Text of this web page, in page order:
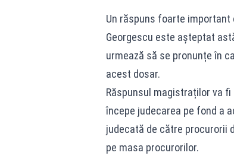
Un răspuns foarte
Georgescu este așteptat
urmează să se pronunțe în
acest dosar.
Răspunsul magistraților va
începe judecarea pe fond a
judecată de către procurorii
pe masa procurorilor.